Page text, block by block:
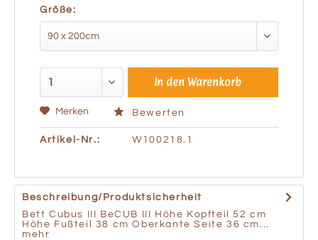
Größe:
In den Warenkorb
Merken Bewerten
Artikel-Nr.: W100218.1
Beschreibung/Produktsicherheit
Bett Cubus III BeCUB III Höhe Kopfteil 52 cm
Höhe Fußteil 38 cm Oberkante Seite 36 cm...
mehr